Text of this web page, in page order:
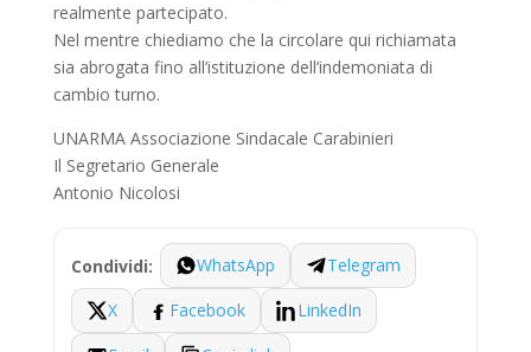
realmente partecipato.
Nel mentre chiediamo che la circolare qui richiamata
sia abrogata fino all’istituzione dell’indemoniata di
cambio turno.
UNARMA Associazione Sindacale Carabinieri
Il Segretario Generale
Antonio Nicolosi
Condividi: WhatsApp
Telegram
X
Facebook
LinkedIn